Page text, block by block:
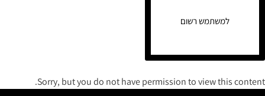
למשתמש רשום
Sorry, but you do not have permission to view this content.